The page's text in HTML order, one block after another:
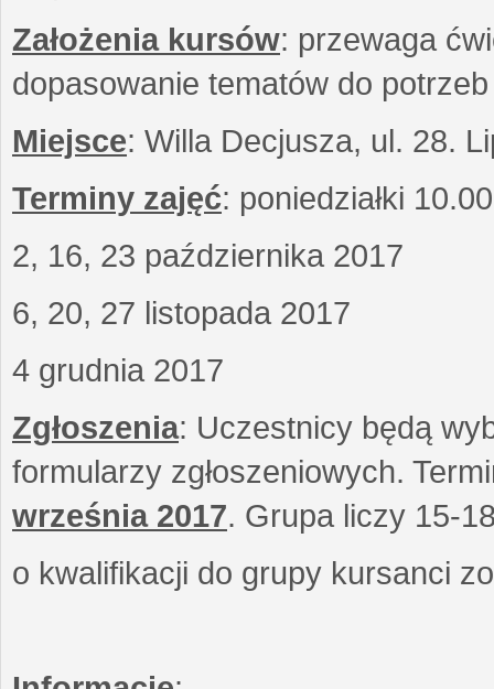
Założenia kursów: przewaga
dopasowanie tematów do
Miejsce: Willa Decjusza, ul. 28.
Terminy zajęć: poniedziałki
2, 16, 23 października 2017
6, 20, 27 listopada 2017
4 grudnia 2017
Zgłoszenia: Uczestnicy będą
formularzy zgłoszeniowych.
września 2017. Grupa liczy 15-
o kwalifikacji do grupy kursanci